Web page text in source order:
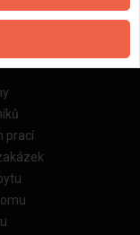
prací